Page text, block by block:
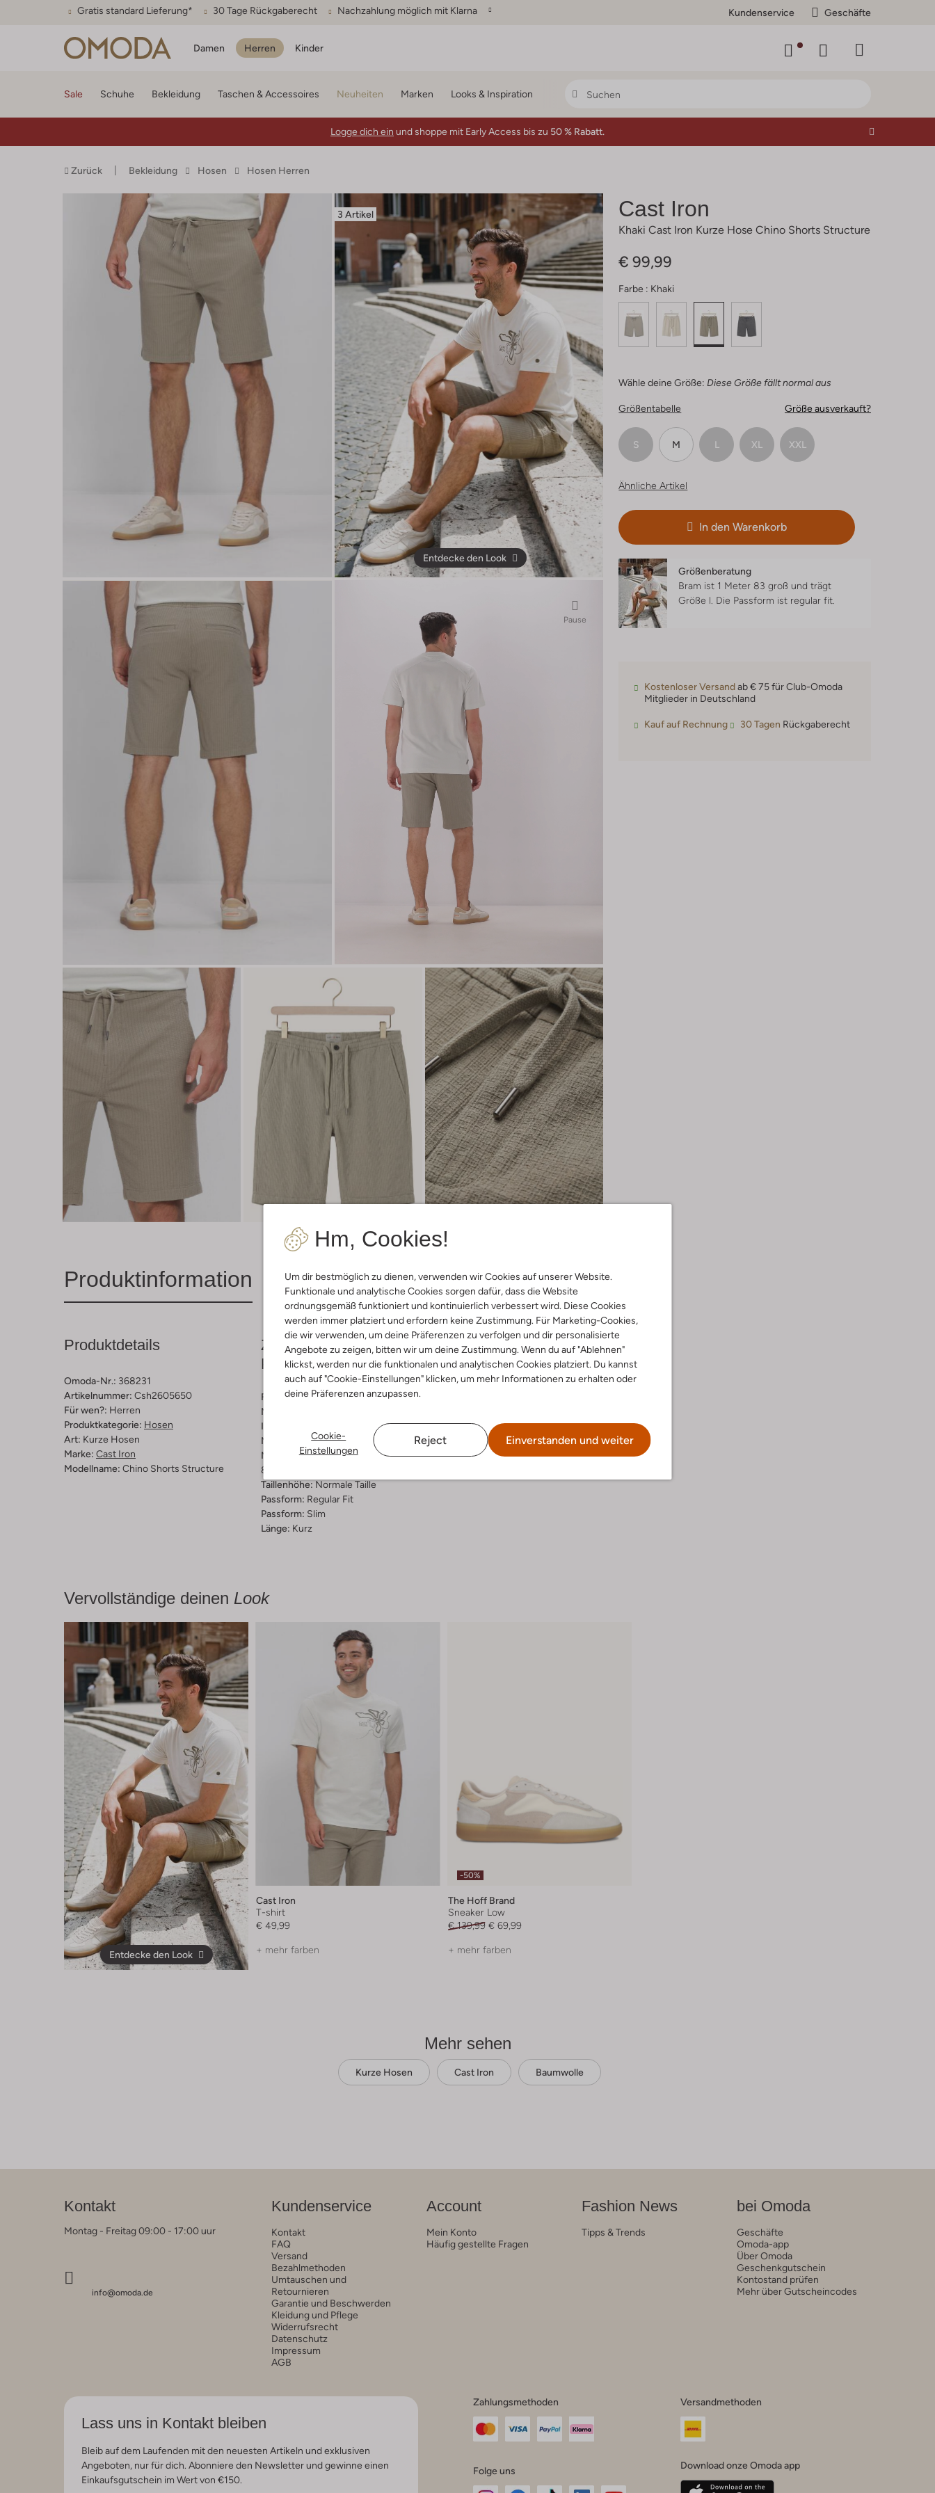
Gratis standard Lieferung* 30 Tage Rückgaberecht Nachzahlung möglich mit Klarna Kundenservice Geschäfte
Damen Herren Kinder
Hm, Cookies!
Um dir bestmöglich zu dienen, verwenden wir Cookies auf unserer Website.
Funktionale und analytische Cookies sorgen dafür, dass die Website
ordnungsgemäß funktioniert und kontinuierlich verbessert wird. Diese Cookies
werden immer platziert und erfordern keine Zustimmung. Für Marketing-Cookies,
die wir verwenden, um deine Präferenzen zu verfolgen und dir personalisierte
Angebote zu zeigen, bitten wir um deine Zustimmung. Wenn du auf "Ablehnen"
klickst, werden nur die funktionalen und analytischen Cookies platziert. Du kannst
auch auf "Cookie-Einstellungen" klicken, um mehr Informationen zu erhalten oder
deine Präferenzen anzupassen.
Cookie-
Einstellungen
Reject Einverstanden und weiter
Sale Schuhe Bekleidung Taschen & Accessoires Neuheiten Marken Looks & Inspiration
Logge dich ein und shoppe mit Early Access bis zu 50 % Rabatt.
Zurück Bekleidung Hosen Hosen Herren
3 Artikel
Entdecke den Look
Pause
Cast Iron
Khaki Cast Iron Kurze Hose Chino Shorts Structure
€ 99,99
Farbe : Khaki
Wähle deine Größe: Diese Größe fällt normal aus
Größentabelle Größe ausverkauft?
S M L XL XXL
Ähnliche Artikel
In den Warenkorb
Größenberatung
Bram ist 1 Meter 83 groß und trägt
Größe l. Die Passform ist regular fit
Kostenloser Versandab € 75 für Club-Omoda
Mitglieder in Deutschland
Kauf auf Rechnung 30 Tagen Rückgaberecht
Produktinformation Lieferung & Rückgabe
Produktdetails
Omoda-Nr.: 368231
Artikelnummer: Csh2605650
Für wen?: Herren
Produktkategorie: Hosen
Art: Kurze Hosen
Marke: Cast Iron
Modellname: Chino Shorts Structure
Zusammensetzung &
Passform
Farbe :Khaki
Muster:
Innenmaterial:
Baumwolle, Jute
Material:
Baumwolle
Materiaalpercentages:
85 % Katoen, 15 % Linnen
Taillenhöhe: Normale Taille
Passform: Regular Fit
Passform: Slim
Länge: Kurz
Waschanleitung
bei 30 Grad normal Schonwäsche
Nicht in den Trockner
Chemisch Reinigen
Vervollständige deinen Look
Entdecke den Look
Cast Iron
T-shirt
€ 49,99
+ mehr farben
-50%
The Hoff Brand
Sneaker Low
€ 139,99 € 69,99
+ mehr farben
Mehr sehen
Kurze Hosen Cast Iron Baumwolle
Kontakt
Montag - Freitag 09:00 - 17:00 uur
info@omoda.de
Kundenservice
Kontakt
FAQ
Versand
Bezahlmethoden
Umtauschen und
Retournieren
Garantie und Beschwerden
Kleidung und Pflege
Widerrufsrecht
Datenschutz
Impressum
AGB
Account
Mein Konto
Häufig gestellte Fragen
Fashion News
Tipps & Trends
bei Omoda
Geschäfte
Omoda-app
Über Omoda
Geschenkgutschein
Kontostand prüfen
Mehr über Gutscheincodes
Lass uns in Kontakt bleiben
Bleib auf dem Laufenden mit den neuesten Artikeln und exklusiven
Angeboten, nur für dich. Abonniere den Newsletter und gewinne einen
Einkaufsgutschein im Wert von €150.
Zahlungsmethoden
Folge uns
Versandmethoden
Download onze Omoda app